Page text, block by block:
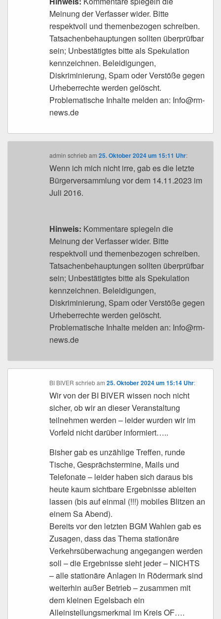
Meinung der Verfasser wider. Bitte
respektvoll und themenbezogen schreiben.
Tatsachenbehauptungen sollten überprüfbar
sein; Unbestätigtes bitte als Spekulation
kennzeichnen. Beleidigungen,
Diskriminierung, Spam oder Verstöße gegen
Urheberrechte werden gelöscht.
Problematische Inhalte melden an: Info@rm-
news.de
admin schriebam25. Oktober 2024 um 15:11 Uhr:
Wenn ich mich nicht irre, gab es die letzte
Bürgerversammlung vor dem 14.11.2023 im
Juli 2016.
Hinweis: Kommentare spiegeln die
Meinung der Verfasser wider. Bitte
respektvoll und themenbezogen schreiben.
Tatsachenbehauptungen sollten überprüfbar
sein; Unbestätigtes bitte als Spekulation
kennzeichnen. Beleidigungen,
Diskriminierung, Spam oder Verstöße gegen
Urheberrechte werden gelöscht.
Problematische Inhalte melden an: Info@rm-
news.de
BI BIVER schriebam25. Oktober 2024 um 15:14 Uhr:
Wir von der BI BIVER wissen noch nicht
sicher, ob wir an dieser Veranstaltung
teilnehmen werden – leider wurden wir im
Vorfeld nicht darüber informiert…..
Bisher gab es unzählige Treffen, runde
Tische, Gesprächstermine, Mails und
Telefonate – leider haben sich daraus bis
heute kaum sichtbare Ergebnisse ableiten
lassen (bis auf einmal (!!!) mobiles Blitzen an
einem Sa Abend).
Bereits vor den letzten BGM Wahlen gab es
Zusagen, dass das Thema stationäre
Verkehrsüberwachung angegangen werden
soll – die Ergebnisse sieht jeder – NICHTS
– alle stationäre Anlagen in Rödermark sind
weiterhin außer Betrieb – zusammen mit
dem kleinen Egelsbach ein
Alleinstellungsmerkmal im Kreis OF….